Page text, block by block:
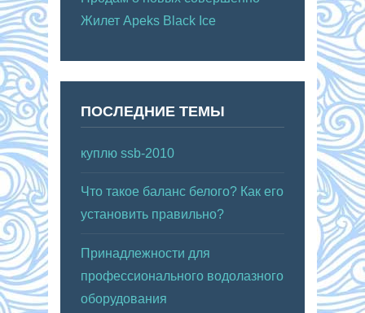
Жилет Apeks Black Ice
ПОСЛЕДНИЕ ТЕМЫ
куплю ssb-2010
Что такое баланс белого? Как его
установить правильно?
Принадлежности для
профессионального водолазного
оборудования